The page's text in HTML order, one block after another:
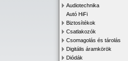
Audiotechnika
Autó HiFi
Biztosítékok
Csatlakozók
Csomagolás és tárolás
Digitális áramkörök
Diódák